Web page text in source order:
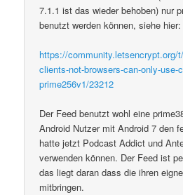
7.1.1 ist das wieder behoben) nur
benutzt werden können, siehe hier:
https://community.letsencrypt.org/
clients-not-browsers-can-only-use-
prime256v1/23212
Der Feed benutzt wohl eine
Android Nutzer mit Android 7 den
hatte jetzt Podcast Addict und
verwenden können. Der Feed ist
das liegt daran dass die ihren
mitbringen.